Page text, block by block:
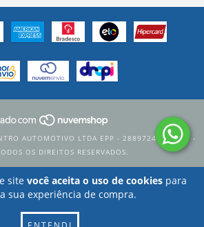
site você aceita o uso de cookies para
sua experiência de compra.
AUTOMOTIVO LTDA EPP - 28897247000171 -
OS DIREITOS RESERVADOS.